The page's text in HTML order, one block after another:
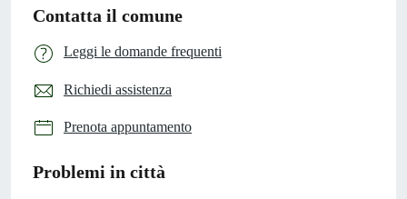
Contatta il comune
Leggi le domande frequenti
Richiedi assistenza
Prenota appuntamento
Problemi in città